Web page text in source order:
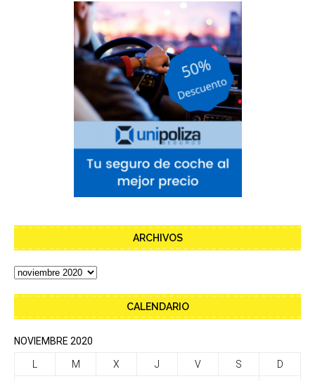
ARCHIVOS
CALENDARIO
NOVIEMBRE 2020
L M X J V S D